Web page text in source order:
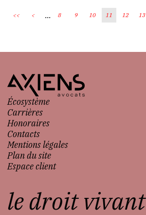
<< < ... 8 9 10 11 12 13
Écosystème
Carrières
Honoraires
Contacts
Mentions légales
Plan du site
Espace client
le droit vivant